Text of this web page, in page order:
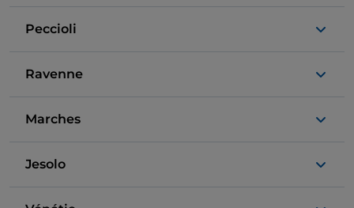
Peccioli
Ravenne
Marches
Jesolo